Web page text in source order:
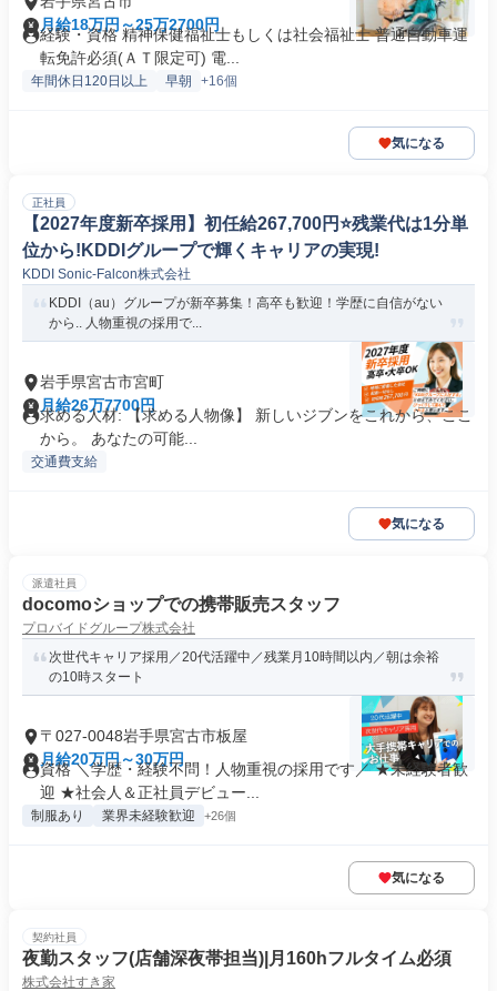
月給18万円～25万2700円
経験・資格 精神保健福祉士もしくは社会福祉士 普通自動車運
転免許必須(ＡＴ限定可) 電...
年間休日120日以上 早朝 +16個
気になる
正社員
【2027年度新卒採用】初任給267,700円⭐️残業代は1分単
位から!KDDIグループで輝くキャリアの実現!
KDDI Sonic-Falcon株式会社
KDDI（au）グループが新卒募集！高卒も歓迎！学歴に自信がない
から.. 人物重視の採用で...
岩手県宮古市宮町
月給26万7700円
求める人材: 【求める人物像】 新しいジブンをこれから、ここ
から。 あなたの可能...
交通費支給
気になる
派遣社員
docomoショップでの携帯販売スタッフ
プロバイドグループ株式会社
次世代キャリア採用／20代活躍中／残業月10時間以内／朝は余裕
の10時スタート
〒027-0048岩手県宮古市板屋
月給20万円～30万円
資格 ＼学歴・経験不問！人物重視の採用です／ ★未経験者歓
迎 ★社会人＆正社員デビュー...
制服あり 業界未経験歓迎 +26個
気になる
契約社員
夜勤スタッフ(店舗深夜帯担当)|月160hフルタイム必須
株式会社すき家